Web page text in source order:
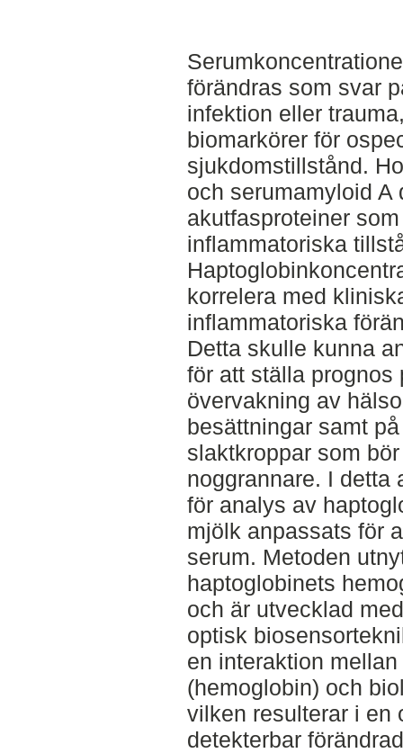
förändras som svar
infektion eller
biomarkörer för
sjukdomstillstånd.
och serumamyloid A
akutfasproteiner
inflammatoriska
korrelera med
inflammatoriska
Detta skulle kunna
för att ställa prognos
övervakning av
besättningar samt
slaktkroppar som
noggrannare. I detta
för analys av
mjölk anpassats för
serum. Metoden
haptoglobinets
och är utvecklad
optisk
en interaktion
(hemoglobin) och
vilken resulterar i en
detekterbar